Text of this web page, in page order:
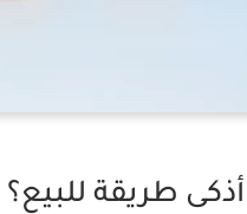
طريقة للبيع؟